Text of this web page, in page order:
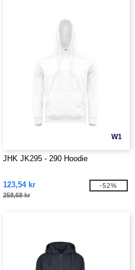
W1
JHK JK295 - 290 Hoodie
123,54 kr
258,68 kr
-52%